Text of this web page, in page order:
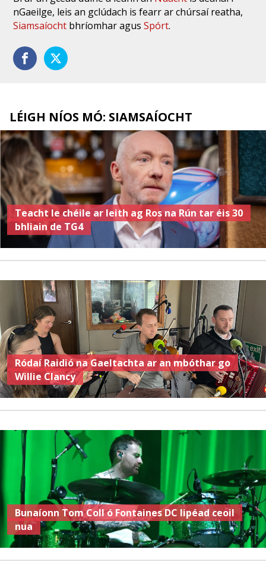
nGaeilge, leis an gclúdach is fearr ar chúrsaí reatha,
Siamsaíocht bhríomhar agusSpórt.
LÉIGH NÍOS MÓ: SIAMSAÍOCHT
Teacht le chéile ar leith ag Ros na Rún tar éis 30
bhliain de TG4
Ródaí Raidió na Gaeltachta ar an mbóthar go
Willie Clancy
Bunaíonn Tom Coll ó Fontaines DC lipéad ceoil
nua